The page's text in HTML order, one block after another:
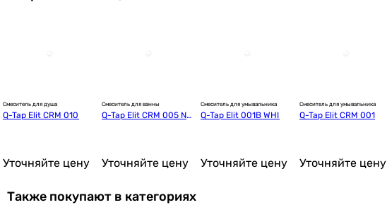
1 538грн
Смеситель для душа
Q-Tap Elit CRM 010
Уточняйте цену
Смеситель для ванны
Q-Tap Elit CRM 005 Ne
Уточняйте цену
Смеситель для умывальника
Q-Tap Elit 001B WHI
Уточняйте цену
Смеситель для умывальника
Q-Tap Elit СRM 001
Уточняйте цену
Также покупают в категориях